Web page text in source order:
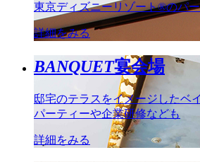
東京ディズニーリゾート®のパ
詳細をみる
BANQUET宴会場
邸宅のテラスをイメージしたベ
パーティーや企業研修なども
詳細をみる